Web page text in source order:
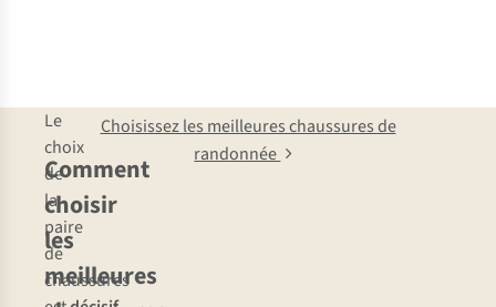
Comment
choisir
les
meilleures
Le
choix
de
la
paire
de
chaussures
Choisissez les meilleures chaussures de
randonnée